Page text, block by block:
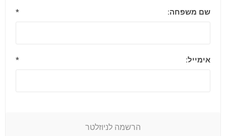
שם משפחה: *
אימייל: *
הרשמה לניוזלטר